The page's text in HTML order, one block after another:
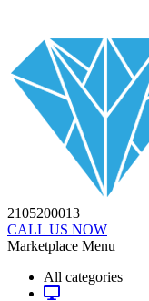
2105200013
CALL US NOW
Marketplace Menu
All categories